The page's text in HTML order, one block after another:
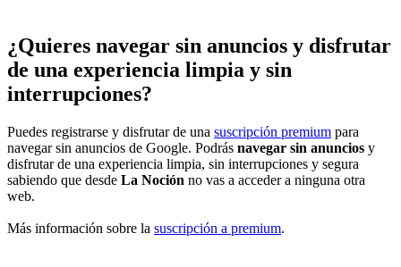
¿Quieres navegar sin anuncios y disfrutar
de una experiencia limpia y sin
interrupciones?
Puedes registrarse y disfrutar de una suscripción premium para
navegar sin anuncios de Google. Podrás navegar sin anuncios y
disfrutar de una experiencia limpia, sin interrupciones y segura
sabiendo que desde La Noción no vas a acceder a ninguna otra
web.
Más información sobre la suscripción a premium.